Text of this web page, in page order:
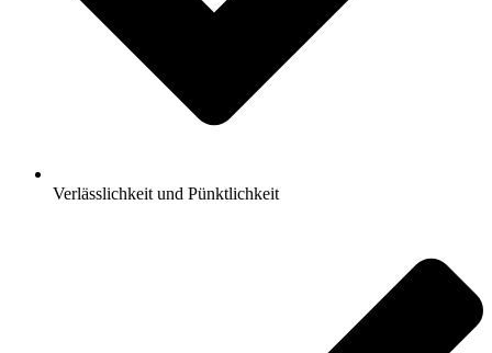
Verlässlichkeit und Pünktlichkeit